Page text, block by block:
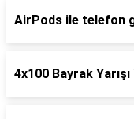
AirPods ile telefon
4x100 Bayrak